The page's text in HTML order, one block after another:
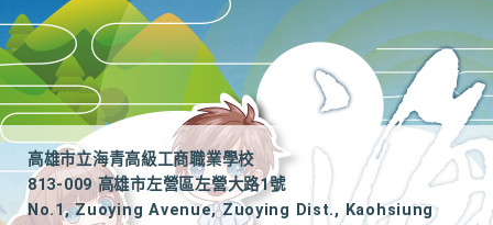
高雄市立海青高級工商職業學校
813-009 高雄市左營區左營大路1號
No.1, Zuoying Avenue, Zuoying Dist., Kaohsiung